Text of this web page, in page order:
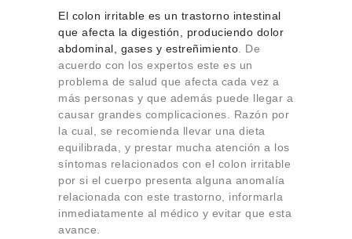
El colon irritable es un trastorno intestinal
que afecta la digestión, produciendo dolor
abdominal, gases y estreñimiento . De
acuerdo con los expertos este es un
problema de salud que afecta cada vez a
más personas y que además puede llegar a
causar grandes complicaciones. Razón por
la cual, se recomienda llevar una dieta
equilibrada, y prestar mucha atención a los
síntomas relacionados con el colon irritable
por si el cuerpo presenta alguna anomalía
relacionada con este trastorno, informarla
inmediatamente al médico y evitar que esta
avance.